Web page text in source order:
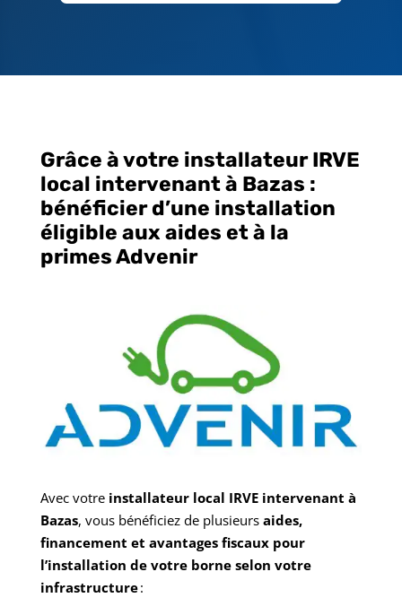
Grâce à votre installateur IRVE
local intervenant à Bazas :
bénéficier d’une installation
éligible aux aides et à la
primes Advenir
Avec votre installateur local IRVE intervenant à
Bazas, vous bénéficiez de plusieurs aides,
financement et avantages fiscaux pour
l’installation de votre borne selon votre
infrastructure: